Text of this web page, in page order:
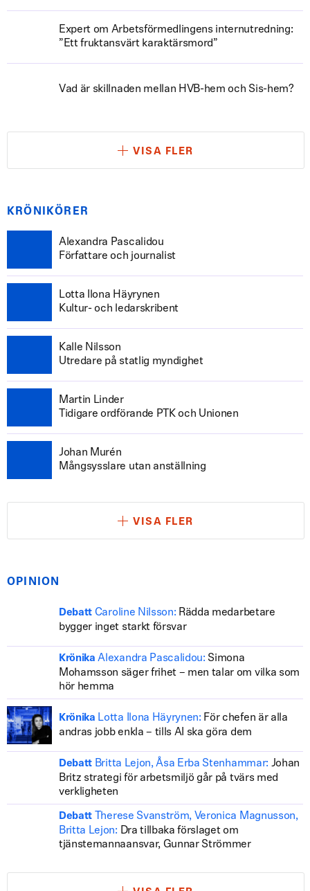
Expert om Arbetsförmedlingens internutredning:
”Ett fruktansvärt karaktärsmord”
Vad är skillnaden mellan HVB-hem och Sis-hem?
VISA FLER
KRÖNIKÖRER
Alexandra Pascalidou
Författare och journalist
Lotta Ilona Häyrynen
Kultur- och ledarskribent
Kalle Nilsson
Utredare på statlig myndighet
Martin Linder
Tidigare ordförande PTK och Unionen
Johan Murén
Mångsysslare utan anställning
VISA FLER
OPINION
Debatt Caroline Nilsson: Rädda medarbetare
bygger inget starkt försvar
Krönika Alexandra Pascalidou: Simona
Mohamsson säger frihet – men talar om vilka som
hör hemma
Krönika Lotta Ilona Häyrynen: För chefen är alla
andras jobb enkla – tills AI ska göra dem
Debatt Britta Lejon, Åsa Erba Stenhammar: Johan
Britz strategi för arbetsmiljö går på tvärs med
verkligheten
Debatt
Therese Svanström, Veronica Magnusson,
Britta Lejon: Dra tillbaka förslaget om
tjänstemannaansvar, Gunnar Strömmer